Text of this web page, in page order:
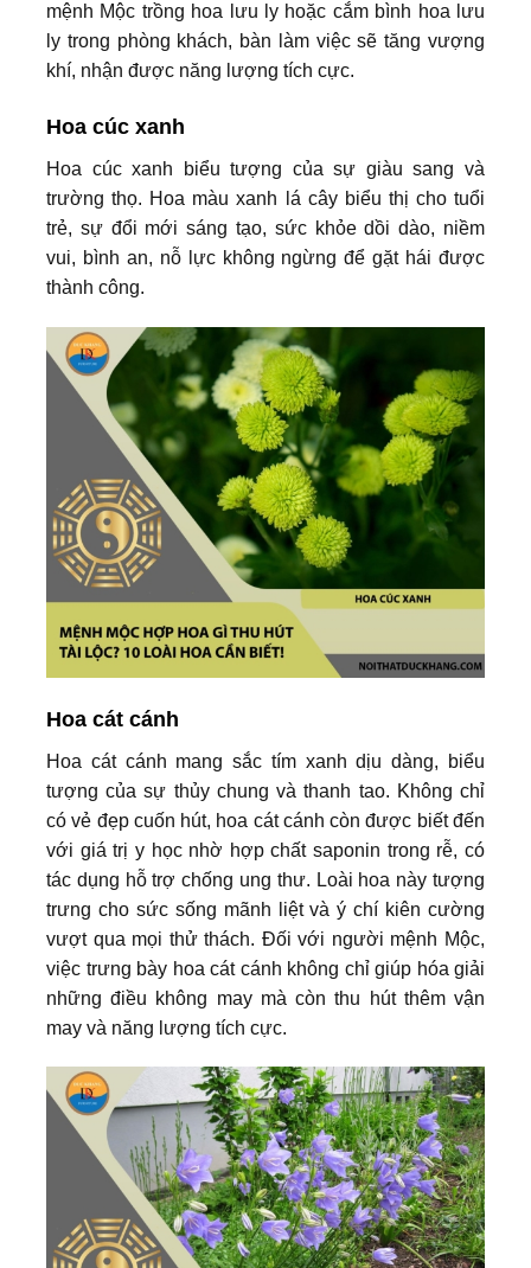
mệnh Mộc trồng hoa lưu ly hoặc cắm bình hoa lưu
ly trong phòng khách, bàn làm việc sẽ tăng vượng
khí, nhận được năng lượng tích cực.
Hoa cúc xanh
Hoa cúc xanh biểu tượng của sự giàu sang và
trường thọ. Hoa màu xanh lá cây biểu thị cho tuổi
trẻ, sự đổi mới sáng tạo, sức khỏe dồi dào, niềm
vui, bình an, nỗ lực không ngừng để gặt hái được
thành công.
Hoa cát cánh
Hoa cát cánh mang sắc tím xanh dịu dàng, biểu
tượng của sự thủy chung và thanh tao. Không chỉ
có vẻ đẹp cuốn hút, hoa cát cánh còn được biết đến
với giá trị y học nhờ hợp chất saponin trong rễ, có
tác dụng hỗ trợ chống ung thư. Loài hoa này tượng
trưng cho sức sống mãnh liệt và ý chí kiên cường
vượt qua mọi thử thách. Đối với người mệnh Mộc,
việc trưng bày hoa cát cánh không chỉ giúp hóa giải
những điều không may mà còn thu hút thêm vận
may và năng lượng tích cực.